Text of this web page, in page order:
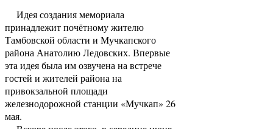
Идея создания мемориала
принадлежит почётному жителю
Тамбовской области и Мучкапского
района Анатолию Ледовских. Впервые
эта идея была им озвучена на встрече
гостей и жителей района на
привокзальной площади
железнодорожной станции «Мучкап» 26
мая.